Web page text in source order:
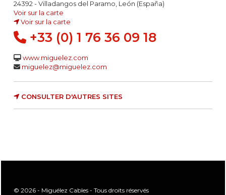
24392 - Villadangos del Paramo, León (España)
Voir sur la carte
Voir sur la carte
+33 (0) 1 76 36 09 18
www.miguelez.com
miguelez@miguelez.com
CONSULTER D'AUTRES SITES
© 2026 - Miguélez Cables - Tous droits réservés